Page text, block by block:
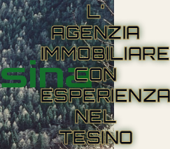
L'
AGENZIA
IMMOBILIARE
CON
NEL
TESINO